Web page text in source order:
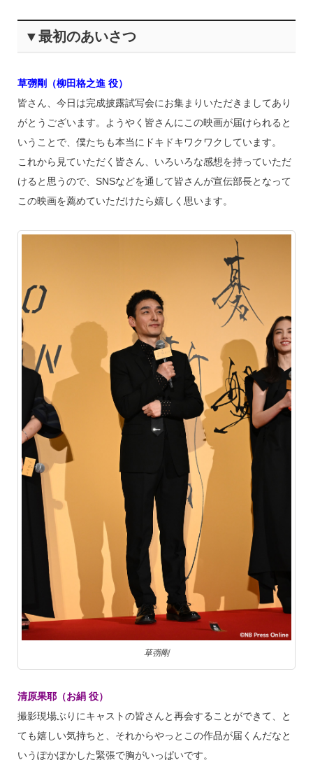
▼最初のあいさつ
草彅剛（柳田格之進 役）
皆さん、今日は完成披露試写会にお集まりいただきましてあり
がとうございます。ようやく皆さんにこの映画が届けられると
いうことで、僕たちも本当にドキドキワクワクしています。
これから見ていただく皆さん、いろいろな感想を持っていただ
けると思うので、SNSなどを通して皆さんが宣伝部長となって
この映画を薦めていただけたら嬉しく思います。
草彅剛
清原果耶（お絹 役）
撮影現場ぶりにキャストの皆さんと再会することができて、と
ても嬉しい気持ちと、それからやっとこの作品が届くんだなと
いうぽかぽかした緊張で胸がいっぱいです。